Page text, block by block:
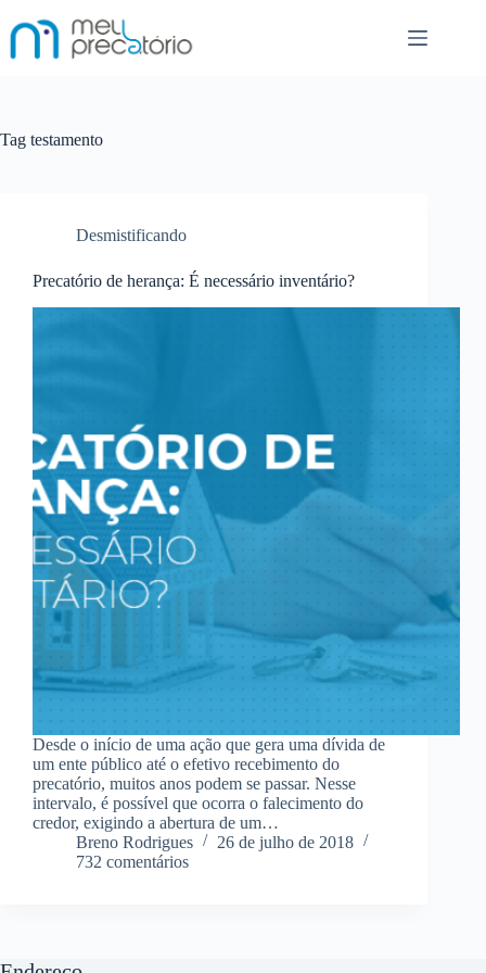
para
Tag testamento
Desmistificando
Precatório de herança: É necessário inventário?
Desde o início de uma ação que gera uma dívida de
um ente público até o efetivo recebimento do
precatório, muitos anos podem se passar. Nesse
intervalo, é possível que ocorra o falecimento do
credor, exigindo a abertura de um…
Breno Rodrigues
26 de julho de 2018
732 comentários